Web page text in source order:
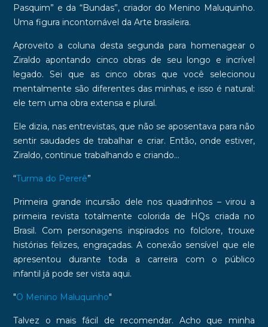
Pasquim” e da “Bundas”, criador do Menino Maluquinho.
Uma figura incontornável da Arte brasileira.
Aproveito a coluna desta segunda para homenagear o
Ziraldo apontando cinco obras de seu longo e incrível
legado. Sei que as cinco obras que você selecionou
mentalmente são diferentes das minhas, e isso é natural:
ele tem uma obra extensa e plural.
Ele dizia, nas entrevistas, que não se aposentava para não
sentir saudades de trabalhar e criar. Então, onde estiver,
Ziraldo, continue trabalhando e criando…
“Turma do Pererê”
Primeira grande incursão dele nos quadrinhos – virou a
primeira revista totalmente colorida de HQs criada no
Brasil. Com personagens inspirados no folclore, trouxe
histórias felizes, engraçadas. A conexão sensível que ele
apresentou durante toda a carreira com opúblico
infantil já pode ser vista aqui.
"O Menino Maluquinho"
Talvez o mais fácil de recomendar. Acho que minha